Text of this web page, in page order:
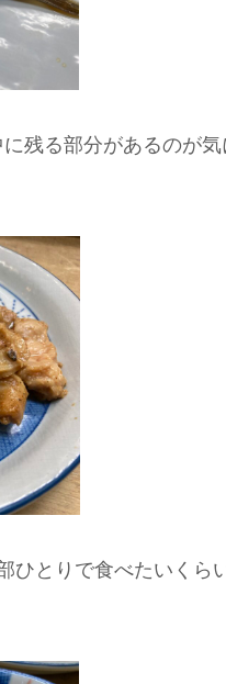
残る部分があるのが
ひとりで食べたいくら